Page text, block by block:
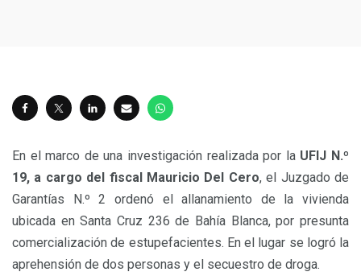
En el marco de una investigación realizada por la UFIJ N.º
19, a cargo del fiscal Mauricio Del Cero, el Juzgado de
Garantías N.º 2 ordenó el allanamiento de la vivienda
ubicada en Santa Cruz 236 de Bahía Blanca, por presunta
comercialización de estupefacientes. En el lugar se logró la
aprehensión de dos personas y el secuestro de droga.